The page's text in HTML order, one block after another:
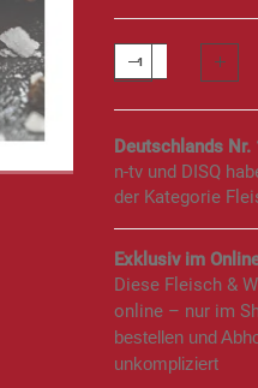
Deutschlands
n-tv und DISQ
der Kategorie
Exklusiv im
Diese Fleisch &
online – nur im
bestellen und
unkompliziert